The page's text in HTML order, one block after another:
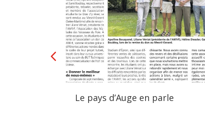
Le pays d’Auge en parle